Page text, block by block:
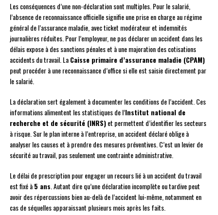
Les conséquences d’une non-déclaration sont multiples. Pour le salarié,
l’absence de reconnaissance officielle signifie une prise en charge au régime
général de l’assurance maladie, avec ticket modérateur et indemnités
journalières réduites. Pour l’employeur, ne pas déclarer un accident dans les
délais expose à des sanctions pénales et à une majoration des cotisations
accidents du travail. LaCaisse primaire d’assurance maladie (CPAM)
peut procéder à une reconnaissance d’office si elle est saisie directement par
le salarié.
La déclaration sert également à documenter les conditions de l’accident. Ces
informations alimentent les statistiques de l’Institut national de
recherche et de sécurité (INRS)et permettent d’identifier les secteurs
à risque. Sur le plan interne à l’entreprise, un accident déclaré oblige à
analyser les causes et à prendre des mesures préventives. C’est un levier de
sécurité au travail, pas seulement une contrainte administrative.
Le délai de prescription pour engager un recours lié à un accident du travail
est fixé à5 ans . Autant dire qu’une déclaration incomplète ou tardive peut
avoir des répercussions bien au-delà de l’accident lui-même, notamment en
cas de séquelles apparaissant plusieurs mois après les faits.